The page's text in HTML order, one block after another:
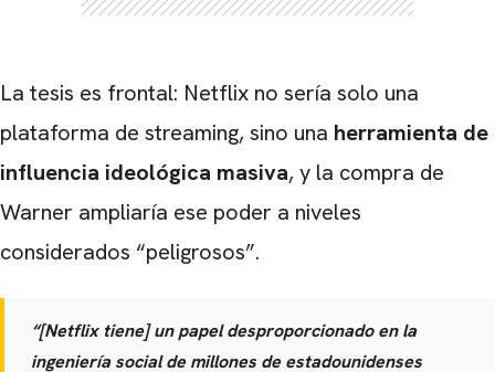
La tesis es frontal: Netflix no sería solo una
plataforma de streaming, sino una herramienta de
influencia ideológica masiva, y la compra de
Warner ampliaría ese poder a niveles
considerados “peligrosos”.
“[Netflix tiene] un papel desproporcionado en la
ingeniería social de millones de estadounidenses